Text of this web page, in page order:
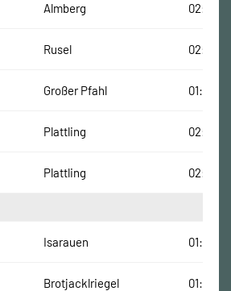
Almberg
Rusel
Großer Pfahl
Plattling
Plattling
Isarauen
Brotjacklriegel